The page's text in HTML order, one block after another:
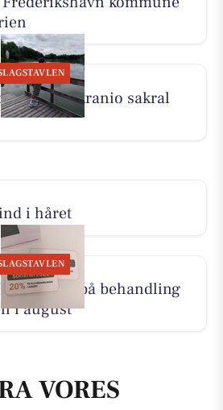
om kranio sakral
i håret
20% på behandling
i august
VORES